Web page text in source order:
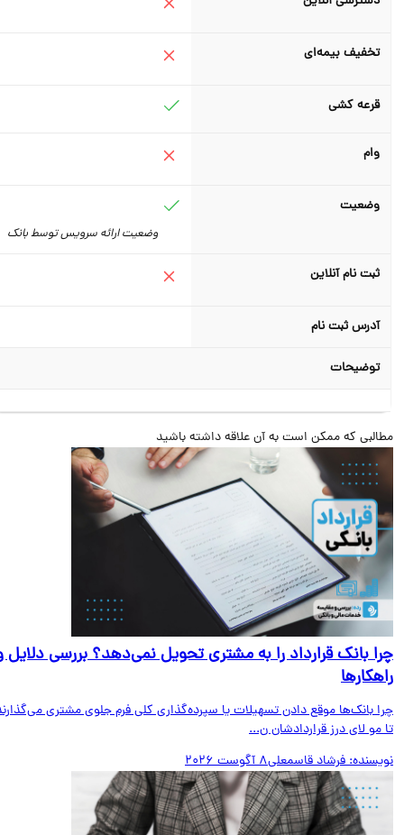
تخفیف بیمه‌ای
قرعه کشی
وضعیت
وضعیت ارائه سرویس توسط بانک
ثبت نام آنلاین
آدرس ثبت نام
توضیحات
که ممکن است به آن علاقه داشته باشید
بانک قرارداد را به مشتری تحویل نمی‌دهد؟ بررسی دلایل و
بانک‌ها موقع دادن تسهیلات یا سپرده‌گذاری کلی فرم جلوی مشتری می‌گذارند
مو لای درز قراردادشان ن...
فرشاد قاسمعلی8 آگوست 2026